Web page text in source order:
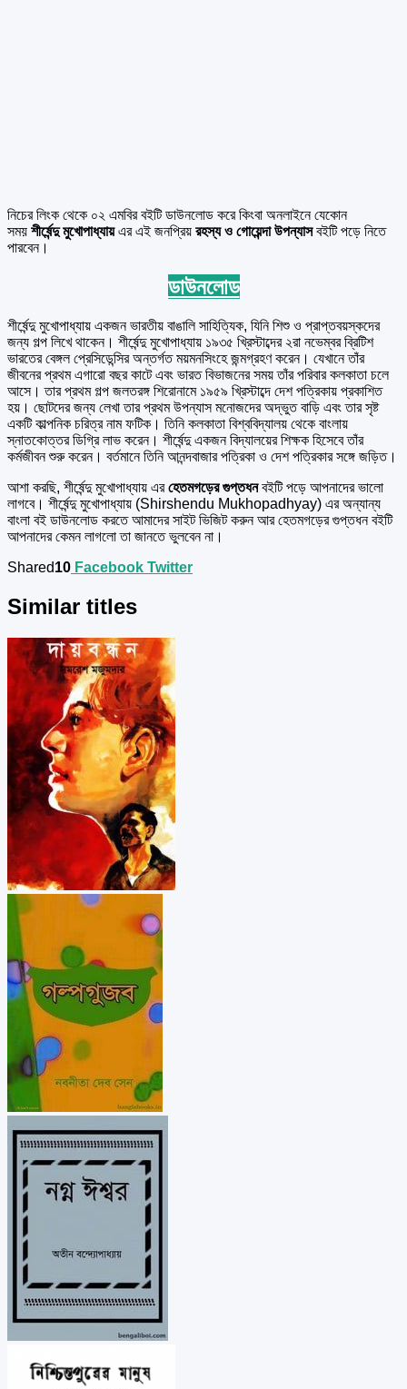
নিচের লিংক থেকে ০২ এমবির বইটি ডাউনলোড করে কিংবা অনলাইনে যেকোন
সময় শীর্ষেন্দু মুখোপাধ্যায়এর এই জনপ্রিয় রহস্য ও গোয়েন্দাউপন্যাসবইটি পড়ে নিতে
পারবেন।
ডাউনলোড
শীর্ষেন্দু মুখোপাধ্যায় একজন ভারতীয় বাঙালি সাহিত্যিক, যিনি শিশু ও প্রাপ্তবয়স্কদের
জন্য গল্প লিখে থাকেন। শীর্ষেন্দু মুখোপাধ্যায় ১৯৩৫ খ্রিস্টাব্দের ২রা নভেম্বর ব্রিটিশ
ভারতের বেঙ্গল প্রেসিডেন্সির অন্তর্গত ময়মনসিংহে জন্মগ্রহণ করেন। যেখানে তাঁর
জীবনের প্রথম এগারো বছর কাটে এবং ভারত বিভাজনের সময় তাঁর পরিবার কলকাতা চলে
আসে। তার প্রথম গল্প জলতরঙ্গ শিরোনামে ১৯৫৯ খ্রিস্টাব্দে দেশ পত্রিকায় প্রকাশিত
হয়। ছোটদের জন্য লেখা তার প্রথম উপন্যাস মনোজদের অদ্ভুত বাড়ি এবং তার সৃষ্ট
একটি কাল্পনিক চরিত্র নাম ফটিক। তিনি কলকাতা বিশ্ববিদ্যালয় থেকে বাংলায়
স্নাতকোত্তর ডিগ্রি লাভ করেন। শীর্ষেন্দু একজন বিদ্যালয়ের শিক্ষক হিসেবে তাঁর
কর্মজীবন শুরু করেন। বর্তমানে তিনি আনন্দবাজার পত্রিকা ও দেশ পত্রিকার সঙ্গে জড়িত।
আশা করছি, শীর্ষেন্দু মুখোপাধ্যায় এরহেতমগড়ের গুপ্তধনবইটি পড়ে আপনাদের ভালো
লাগবে। শীর্ষেন্দু মুখোপাধ্যায় (Shirshendu Mukhopadhyay) এর অন্যান্য
বাংলা বই ডাউনলোড করতে আমাদের সাইট ভিজিট করুন আর হেতমগড়ের গুপ্তধন বইটি
আপনাদের কেমন লাগলো তা জানতে ভুলবেন না।
Shared10 Facebook Twitter
Similar titles